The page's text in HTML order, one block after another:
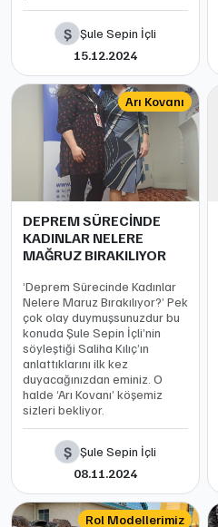
Ş Şule Sepin İçli
15.12.2024
Arı Kovanı
DEPREM SÜRECİNDE
KADINLAR NELERE
MAĞRUZ BIRAKILIYOR
‘Deprem Sürecinde Kadınlar
Nelere Maruz Bırakılıyor?’ Pek
çok olay duymuşsunuzdur bu
konuda Şule Sepin İçli’nin
söyleştiği Saliha Kılıç’ın
anlattıklarını ilk kez
duyacağınızdan eminiz. O
halde ‘Arı Kovanı’ köşemiz
sizleri bekliyor.
Ş Şule Sepin İçli
08.11.2024
Rol Modellerimiz